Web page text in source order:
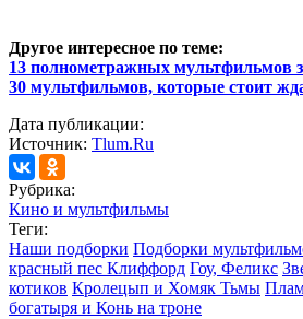
Другое интересное по теме:
13 полнометражных мультфильмов
30 мультфильмов, которые стоит
Дата публикации:
Источник: Tlum.Ru
Рубрика:
Кино и мультфильмы
Теги:
Наши подборки Подборки
красный пес Клиффорд Гоу, Феликс
котиков Кролецып и Хомяк Тьмы
богатыря и Конь на троне